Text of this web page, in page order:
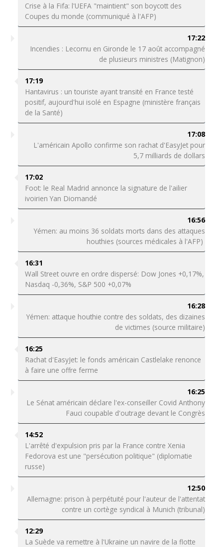
Crise à la Fifa: l'UEFA "maintient" son boycott des
Coupes du monde (communiqué à l'AFP)
17:22
Incendies : Lecornu en Gironde le 17 août accompagné
de plusieurs ministres (Matignon)
17:19
Hantavirus : un touriste ayant transité en France testé
positif, aujourd'hui isolé en Espagne (ministère français
de la Santé)
17:08
L'américain Apollo confirme son rachat d'EasyJet pour
5,7 milliards de dollars
17:02
Foot: le Real Madrid annonce la signature de l'ailier
ivoirien Yan Diomandé
16:56
Yémen: au moins 36 soldats morts dans des attaques
houthies (sources médicales à l'AFP)
16:31
Wall Street ouvre en ordre dispersé: Dow Jones +0,17%,
Nasdaq -0,36%, S&P 500 +0,07%
16:28
Yémen: attaque houthie contre des soldats, des dizaines
de victimes (source militaire)
16:25
Rachat d'EasyJet: le fonds américain Castlelake renonce
à faire une offre ferme
16:25
Le Sénat américain déclare l'ex-conseiller Covid Anthony
Fauci coupable d'outrage devant le Congrès
14:52
L'arrêté d'expulsion pris par la France contre Xenia
Fedorova est une "persécution politique" (diplomatie
russe)
12:50
Allemagne: prison à perpétuité pour l'auteur de l'attentat
contre un cortège syndical à Munich (tribunal)
12:29
La Suède va remettre à l'Ukraine un navire de la flotte